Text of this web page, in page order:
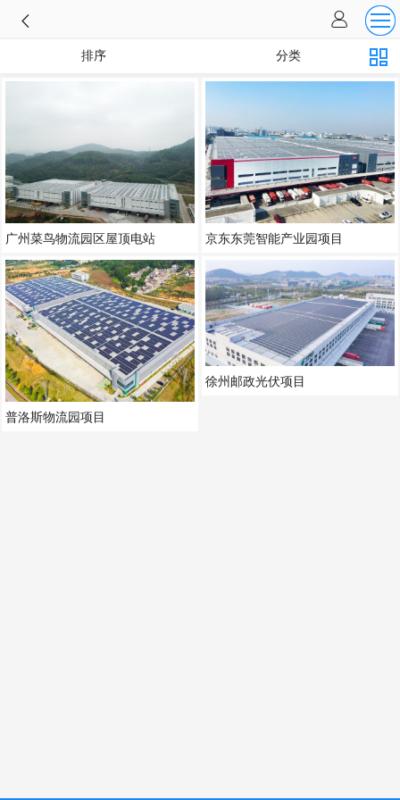
排序 分类
广州菜鸟物流园区屋顶电站
普洛斯物流园项目
京东东莞智能产业园项目
徐州邮政光伏项目